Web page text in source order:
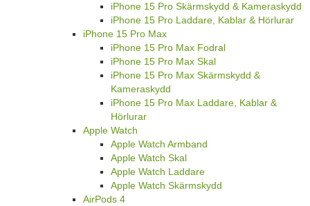
iPhone 15 Pro Skärmskydd & Kameraskydd
iPhone 15 Pro Laddare, Kablar & Hörlurar
iPhone 15 Pro Max
iPhone 15 Pro Max Fodral
iPhone 15 Pro Max Skal
iPhone 15 Pro Max Skärmskydd &
Kameraskydd
iPhone 15 Pro Max Laddare, Kablar &
Hörlurar
Apple Watch
Apple Watch Armband
Apple Watch Skal
Apple Watch Laddare
Apple Watch Skärmskydd
AirPods 4